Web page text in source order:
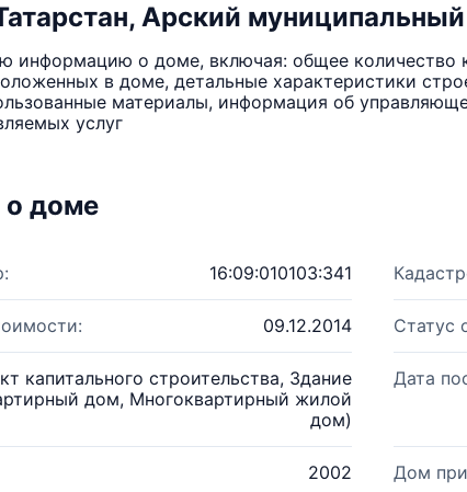
Арский
информацию о доме, включая: общее количество
в доме, детальные характеристики
материалы, информация об
услуг
доме
16:09:010103:341
09.12.2014 Статус
капитального строительства, Здание
дом, Многоквартирный жилой
дом)
Дата
2002 Дом